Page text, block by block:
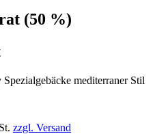
(50 %)
mediterraner Stil
zzgl. Versand